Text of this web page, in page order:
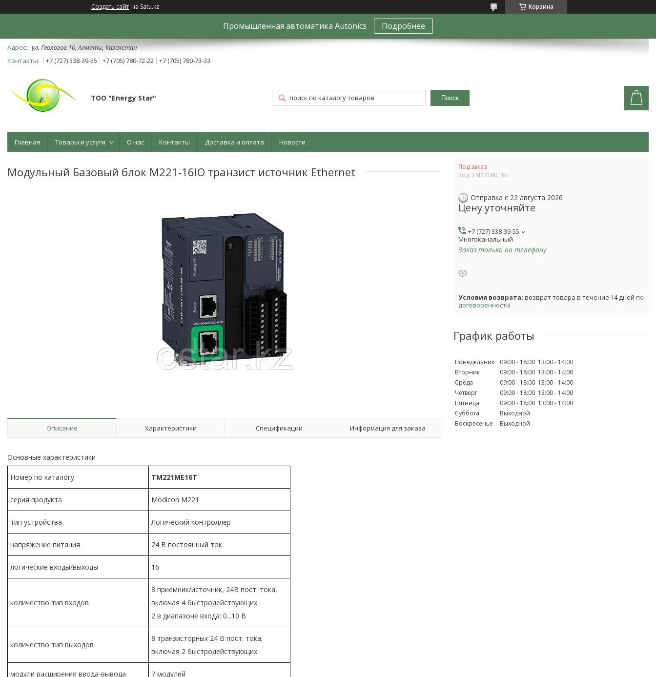
Создать сайт на Satu.kz Корзина
Промышленная автоматика Autonics Подробнее
ул. Геологов 10, Алматы, Казахстан
+7 (727) 338-39-55
+7 (705) 780-72-22 +7 (705) 780-73-33
ТОО "Energy Star" Поиск
Главная Товары и услуги О нас Контакты Доставка и оплата Новости
Модульный Базовый блок М221-16IO транзист источник Ethernet
Описание Характеристики Спецификации Информация для заказа
Основные характеристики
Номер по каталогу TM221ME16T
серия продукта Modicon M221
тип устройства Логический контроллер
напряжение питания 24 В постоянный ток
логические входы/выходы 16
количество тип входов
8 приемник/источник, 24В пост. тока,
включая 4 быстродействующих
2 в диапазоне входа: 0...10 В
количество тип выходов
8 транзисторных 24 В пост. тока,
включая 2 быстродействующих
модули расширения ввода-вывода 7 модулей
Под заказ
Код: TM221ME16T
Отправка с 22 августа 2026
Цену уточняйте
+7 (727) 338-39-55
Многоканальный
Заказ только по телефону
возврат товара в течение 14 дней по
договоренности
График работы
Понедельник 09:00 18:00 13:00
14:00
Вторник
09:00 18:00 13:00
14:00
Среда
09:00 18:00 13:00
14:00
Четверг
09:00 18:00 13:00
14:00
Пятница
09:00 18:00 13:00
14:00
Суббота
Выходной
Воскресенье
Выходной